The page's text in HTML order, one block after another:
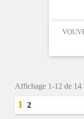
Affichage 1-12 de 14
1 2